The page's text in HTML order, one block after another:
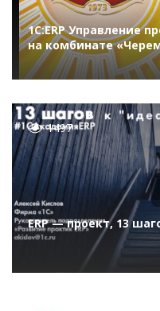
1С:ERP Управление
на комбинате
1497
ERP — проект, 13